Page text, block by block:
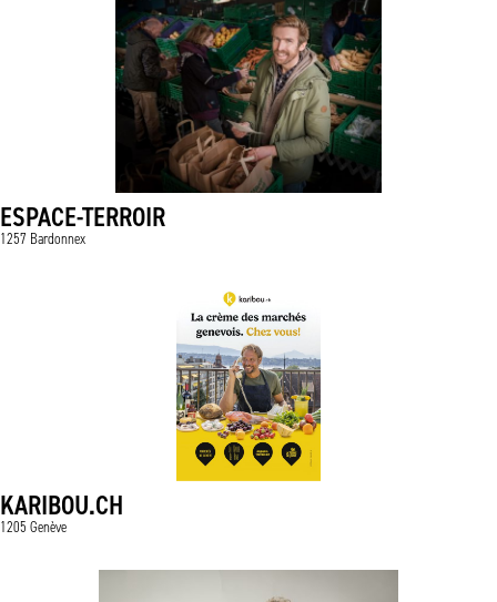
ESPACE-TERROIR
1257 Bardonnex
KARIBOU.CH
1205 Genève